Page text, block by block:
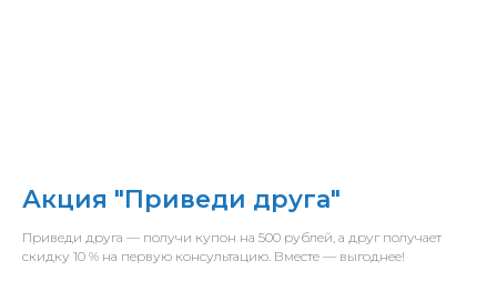
Акция "Приведи друга"
Приведи друга — получи купон на 500 рублей, а друг получает
скидку 10 % на первую консультацию. Вместе — выгоднее!